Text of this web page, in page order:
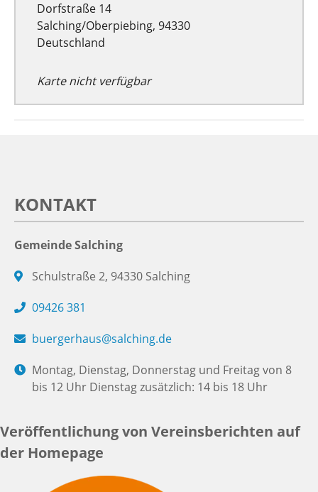
Dorfstraße 14
Salching/Oberpiebing, 94330
Deutschland
Karte nicht verfügbar
KONTAKT
Gemeinde Salching
Schulstraße 2, 94330 Salching
09426 381
buergerhaus@salching.de
Montag, Dienstag, Donnerstag und Freitag von 8
bis 12 Uhr Dienstag zusätzlich: 14 bis 18 Uhr
Veröffentlichung von Vereinsberichten auf
der Homepage